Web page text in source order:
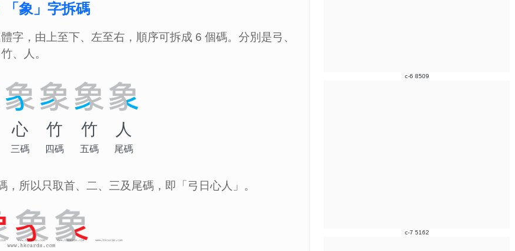
「象」字拆碼
體字，由上至下、左至右，順序可拆成 6 個碼。分別是弓、
、人。
心 竹 竹 人
三碼 四碼 五碼 尾碼
，所以只取首、二、三及尾碼，即「弓日心人」。
c-6 8509
c-7 5162